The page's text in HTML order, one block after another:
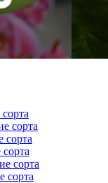
сорта
сорта
сорта
сорта